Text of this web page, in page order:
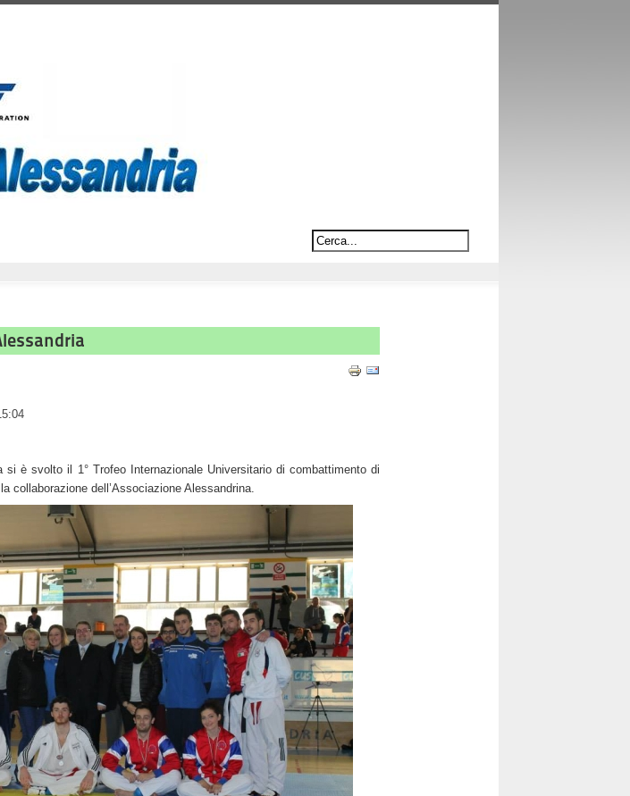
è svolto il 1° Trofeo Internazionale Universitario di combattimento di
collaborazione dell’Associazione Alessandrina.